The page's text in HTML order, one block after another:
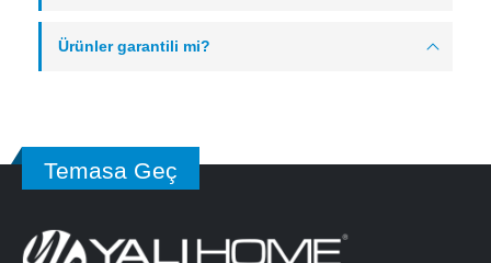
Ürünler garantili mi?
Temasa Geç